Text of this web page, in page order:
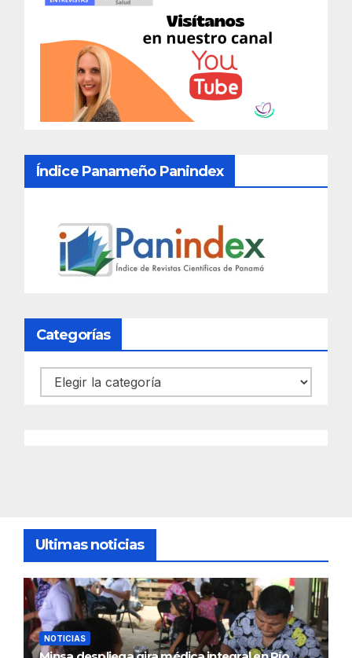
Índice Panameño Panindex
Categorías
Categorías
Ultimas noticias
NOTICIAS